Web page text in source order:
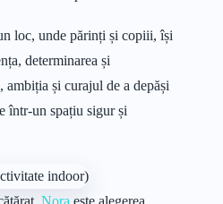
de minute de plimbare, cu
de gustoasă cu care
ai vitezei și motoarelor